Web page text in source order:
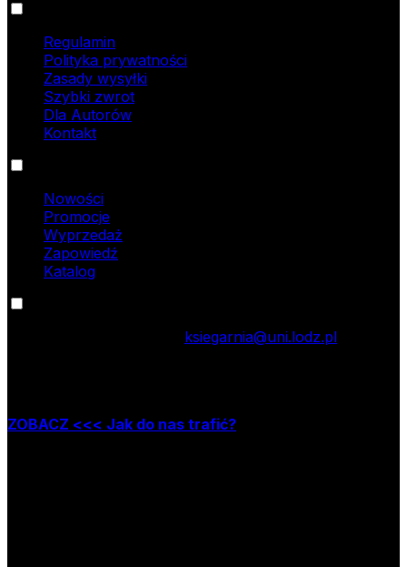
Regulamin
Polityka prywatności
Zasady wysyłki
Szybki zwrot
Dla Autorów
Kontakt
Nowości
Promocje
Wyprzedaż
Zapowiedź
Katalog
ksiegarnia@uni.lodz.pl
ZOBACZ <<< Jak do nas trafić?